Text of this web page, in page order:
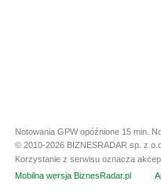
Notowania GPW opóźnione 15 min.
© 2010-2026 BIZNESRADAR sp. z
Korzystanie z serwisu oznacza
Mobilna wersja BiznesRadar.pl